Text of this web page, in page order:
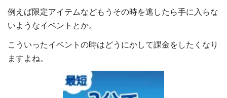
例えば限定アイテムなどもうその時を逃したら手に入らな
いようなイベントとか。
こういったイベントの時はどうにかして課金をしたくなり
ますよね。